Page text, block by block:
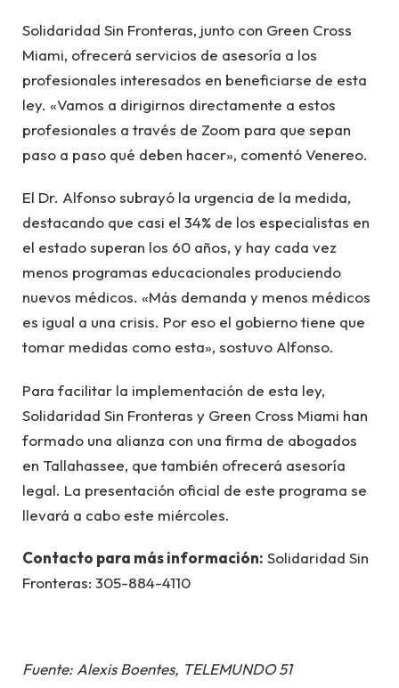
Solidaridad Sin Fronteras, junto con Green Cross
Miami, ofrecerá servicios de asesoría a los
profesionales interesados en beneficiarse de esta
ley. «Vamos a dirigirnos directamente a estos
profesionales a través de Zoom para que sepan
paso a paso qué deben hacer», comentó Venereo.
El Dr. Alfonso subrayó la urgencia de la medida,
destacando que casi el 34% de los especialistas en
el estado superan los 60 años, y hay cada vez
menos programas educacionales produciendo
nuevos médicos. «Más demanda y menos médicos
es igual a una crisis. Por eso el gobierno tiene que
tomar medidas como esta», sostuvo Alfonso.
Para facilitar la implementación de esta ley,
Solidaridad Sin Fronteras y Green Cross Miami han
formado una alianza con una firma de abogados
en Tallahassee, que también ofrecerá asesoría
legal. La presentación oficial de este programa se
llevará a cabo este miércoles.
Contacto para más información: Solidaridad Sin
Fronteras: 305-884-4110
Fuente: Alexis Boentes, TELEMUNDO 51